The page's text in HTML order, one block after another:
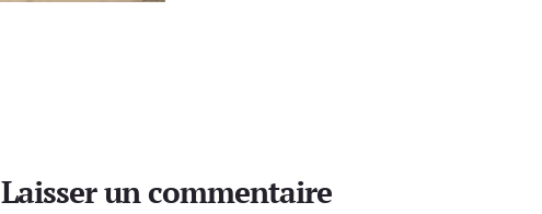
Laisser un commentaire